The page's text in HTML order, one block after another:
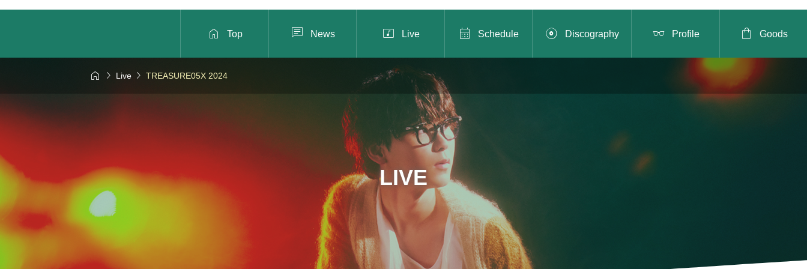
 Top  News  Live  Schedule  Discography  Profile  Goods
  Live  TREASURE05X 2024
LIVE